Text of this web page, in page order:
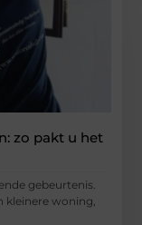
zo pakt u het
gebeurtenis.
kleinere woning,